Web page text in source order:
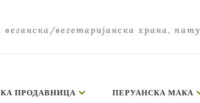
вегетаријанска храна,
ПРОДАВНИЦА ПЕРУАНСКА МАКА